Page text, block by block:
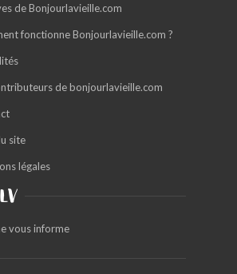
de Bonjourlavieille.com
fonctionne Bonjourlavieille.com ?
de bonjourlavieille.com
site
légales
vous informe